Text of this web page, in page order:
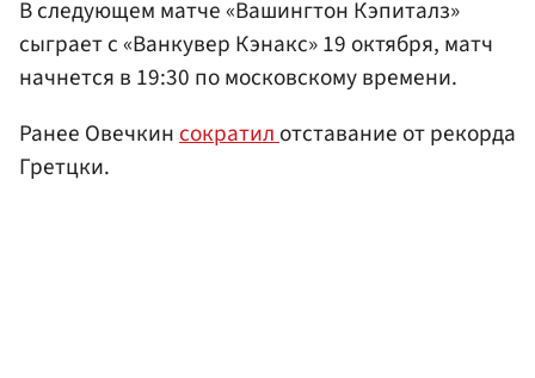
В следующем матче «Вашингтон Кэпиталз»
сыграет с «Ванкувер Кэнакс» 19 октября, матч
начнется в 19:30 по московскому времени.
Ранее Овечкинсократилотставание от рекорда
Гретцки.